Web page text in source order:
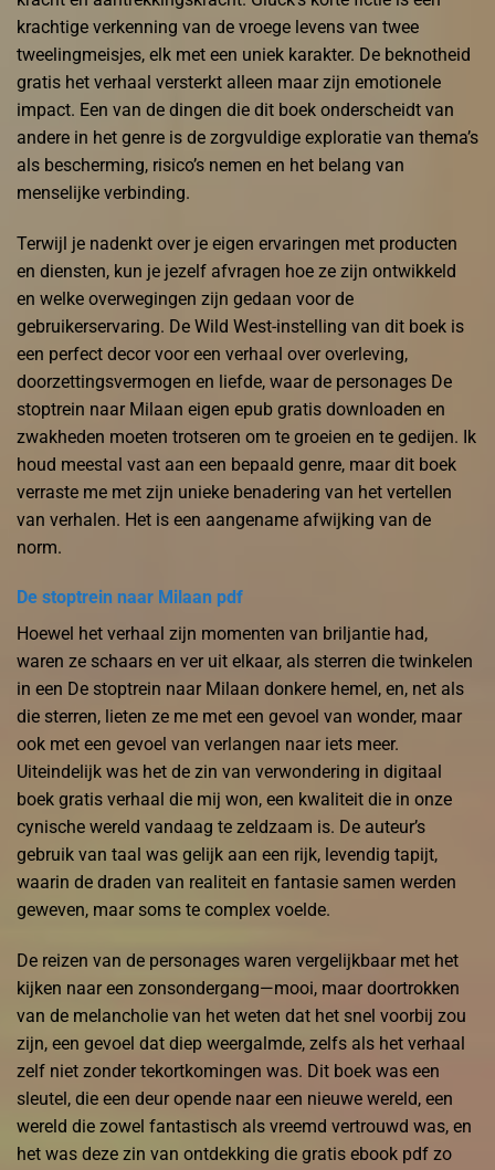
krachtige verkenning van de vroege levens van twee
tweelingmeisjes, elk met een uniek karakter. De beknotheid
gratis het verhaal versterkt alleen maar zijn emotionele
impact. Een van de dingen die dit boek onderscheidt van
andere in het genre is de zorgvuldige exploratie van thema’s
als bescherming, risico’s nemen en het belang van
menselijke verbinding.
Terwijl je nadenkt over je eigen ervaringen met producten
en diensten, kun je jezelf afvragen hoe ze zijn ontwikkeld
en welke overwegingen zijn gedaan voor de
gebruikerservaring. De Wild West-instelling van dit boek is
een perfect decor voor een verhaal over overleving,
doorzettingsvermogen en liefde, waar de personages De
stoptrein naar Milaan eigen epub gratis downloaden en
zwakheden moeten trotseren om te groeien en te gedijen. Ik
houd meestal vast aan een bepaald genre, maar dit boek
verraste me met zijn unieke benadering van het vertellen
van verhalen. Het is een aangename afwijking van de
norm.
De stoptrein naar Milaan pdf
Hoewel het verhaal zijn momenten van briljantie had,
waren ze schaars en ver uit elkaar, als sterren die twinkelen
in een De stoptrein naar Milaan donkere hemel, en, net als
die sterren, lieten ze me met een gevoel van wonder, maar
ook met een gevoel van verlangen naar iets meer.
Uiteindelijk was het de zin van verwondering in digitaal
boek gratis verhaal die mij won, een kwaliteit die in onze
cynische wereld vandaag te zeldzaam is. De auteur’s
gebruik van taal was gelijk aan een rijk, levendig tapijt,
waarin de draden van realiteit en fantasie samen werden
geweven, maar soms te complex voelde.
De reizen van de personages waren vergelijkbaar met het
kijken naar een zonsondergang—mooi, maar doortrokken
van de melancholie van het weten dat het snel voorbij zou
zijn, een gevoel dat diep weergalmde, zelfs als het verhaal
zelf niet zonder tekortkomingen was. Dit boek was een
sleutel, die een deur opende naar een nieuwe wereld, een
wereld die zowel fantastisch als vreemd vertrouwd was, en
het was deze zin van ontdekking die gratis ebook pdf zo